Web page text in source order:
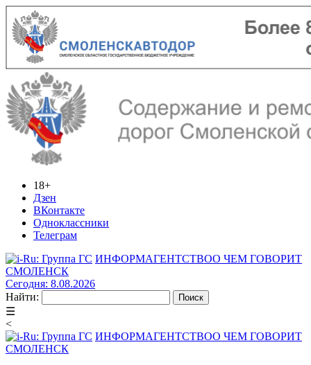
18+
Дзен
ВКонтакте
Одноклассники
Телеграм
ИНФОРМАГЕНТСТВОО ЧЕМ ГОВОРИТ
СМОЛЕНСК
Сегодня: 8.08.2026
Найти:
☰
<
ИНФОРМАГЕНТСТВОО ЧЕМ ГОВОРИТ
СМОЛЕНСК